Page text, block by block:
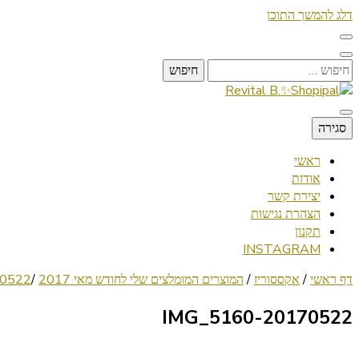
דלג להמשך התוכן
חיפוש:
Revital B.✨Shopipal
Lifestyle ✦ Beauty ✦ Vegan ✦ Travel
סגירה
ראשי
אודות
יצירת קשר
הצהרת נגישות
תקנון
INSTAGRAM
דף ראשי/ אקססוריז / המוצרים המומלצים שלי לחודש מאי 2017 /
20170522-IMG_5160